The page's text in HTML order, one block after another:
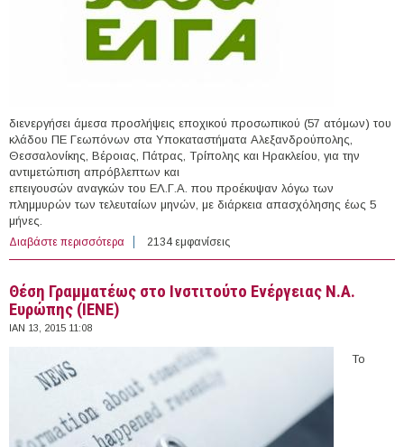
διενεργήσει άμεσα προσλήψεις εποχικού προσωπικού (57 ατόμων) του
κλάδου ΠΕ Γεωπόνων στα Υποκαταστήματα Αλεξανδρούπολης,
Θεσσαλονίκης, Βέροιας, Πάτρας, Τρίπολης και Ηρακλείου, για την
αντιμετώπιση απρόβλεπτων και
επειγουσών αναγκών του ΕΛ.Γ.Α. που προέκυψαν λόγω των
πλημμυρών των τελευταίων μηνών, με διάρκεια απασχόλησης έως 5
μήνες.
Διαβάστε περισσότερα για 57 θέσεις Γεωπόνων στον Ελληνικό Γεωργικό
Οργανισμό Ασφαλίσεων
2134 εμφανίσεις
Θέση Γραμματέως στο Ινστιτούτο Ενέργειας Ν.Α.
Ευρώπης (ΙΕΝΕ)
ΙΑΝ 13, 2015 11:08
Το